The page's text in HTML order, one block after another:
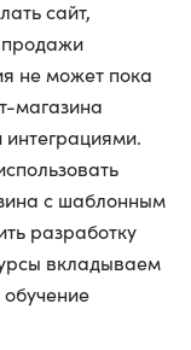
сайт,
продажи
не может пока
магазина
с шаблонным
разработку
вкладываем